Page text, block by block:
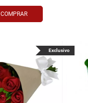
COMPRAR
Exclusivo